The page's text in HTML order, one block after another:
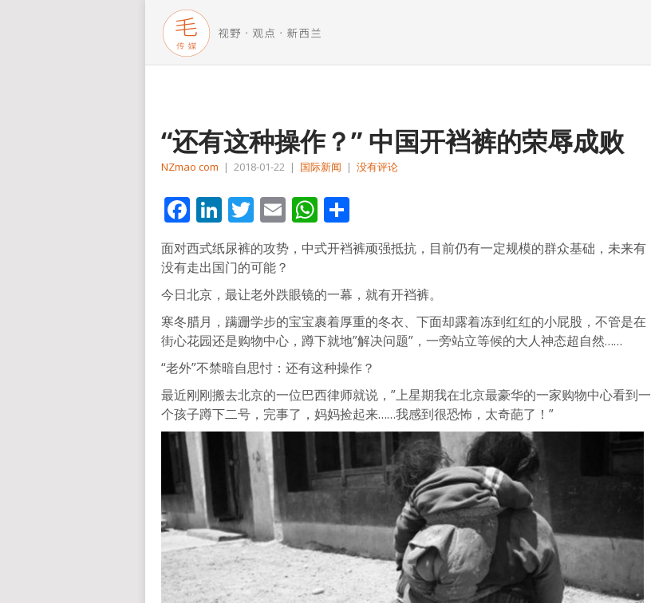
“还有这种操作？” 中国开裆裤的荣辱成败
NZmao com | 2018-01-22 | 国际新闻 | 没有评论
Facebook
LinkedIn
Twitter
EmailWhatsApp
享
面对西式纸尿裤的攻势，中式开裆裤顽强抵抗，目前仍有一定规模的群众基础，未来有
没有走出国门的可能？
今日北京，最让老外跌眼镜的一幕，就有开裆裤。
寒冬腊月，蹒跚学步的宝宝裹着厚重的冬衣、下面却露着冻到红红的小屁股，不管是在
街心花园还是购物中心，蹲下就地”解决问题”，一旁站立等候的大人神态超自然……
“老外”不禁暗自思忖：还有这种操作？
最近刚刚搬去北京的一位巴西律师就说，”上星期我在北京最豪华的一家购物中心看到一
个孩子蹲下二号，完事了，妈妈捡起来……我感到很恐怖，太奇葩了！”